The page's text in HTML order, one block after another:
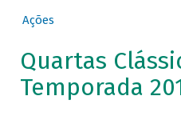
Ações
Quartas
Temporada